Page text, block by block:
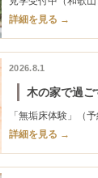
詳細を見る →
2026.8.1
木の家で過ご
「無垢床体験」（予
詳細を見る →